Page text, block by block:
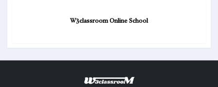
W3classroom Online School